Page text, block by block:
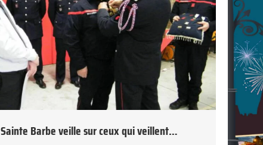
Sainte Barbe veille sur ceux qui veillent…